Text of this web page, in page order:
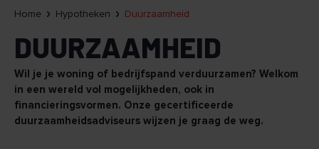
Home Hypotheken Duurzaamheid
DUURZAAMHEID
Wil je je woning of bedrijfspand verduurzamen? Welkom
in een wereld vol mogelijkheden, ook in
financieringsvormen. Onze gecertificeerde
duurzaamheidsadviseurs wijzen je graag de weg.